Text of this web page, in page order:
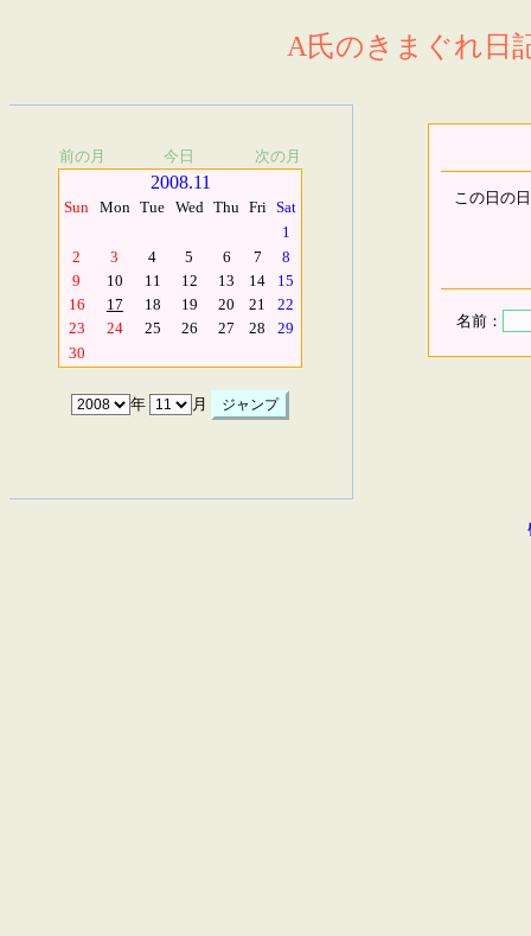
A氏のきまぐれ日
前の月 今日 次の月
2008.11
Sun Mon Tue Wed Thu Fri Sat
1
2
3 4 5 6 7
8
9
10 11 12 13 14
15
16
17 18 19 20 21
22
23
24 25 26 27 28
29
30
年 月
この日の
名前：